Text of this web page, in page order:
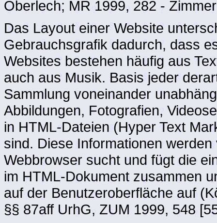
Oberlech; MR 1999, 282 -
Das Layout einer Website
Gebrauchsgrafik dadurch, dass
Websites bestehen häufig aus
auch aus Musik. Basis jeder
Sammlung voneinander
Abbildungen, Fotografien,
in HTML-Dateien (Hyper Text
sind. Diese Informationen
Webbrowser sucht und fügt die
im HTML-Dokument zusammen
auf der Benutzeroberfläche auf
§§ 87aff UrhG, ZUM 1999, 548